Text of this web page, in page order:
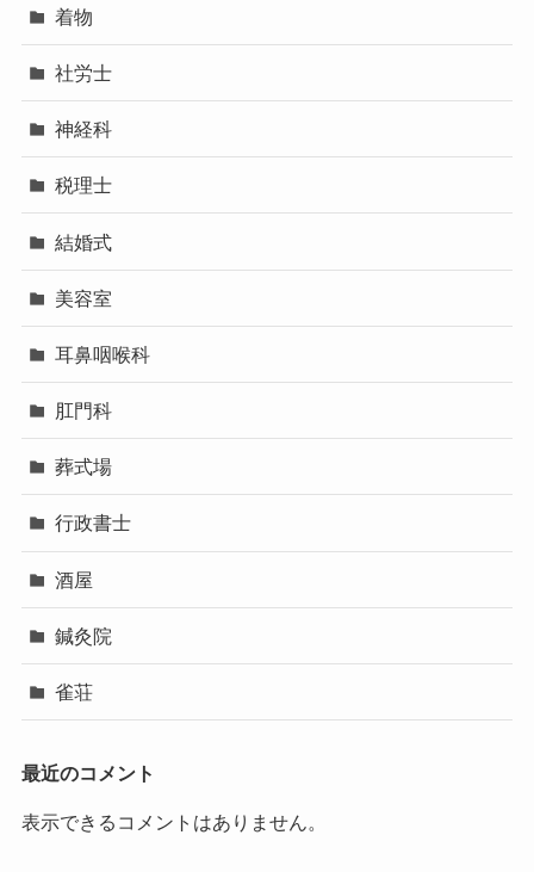
着物
社労士
神経科
税理士
結婚式
美容室
耳鼻咽喉科
肛門科
葬式場
行政書士
酒屋
鍼灸院
雀荘
最近のコメント
表示できるコメントはありません。